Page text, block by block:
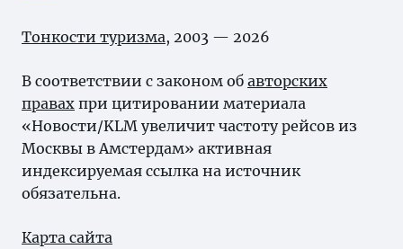
Тонкости туризма, 2003 — 2026
В соответствии с законом об авторских
правах при цитировании материала
«Новости/KLM увеличит частоту рейсов из
Москвы в Амстердам» активная
индексируемая ссылка на источник
обязательна.
Карта сайта